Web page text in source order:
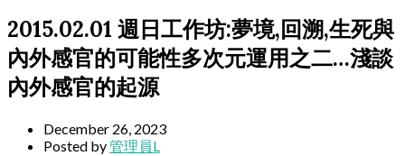
2015.02.01 週日工作坊:夢境,回溯,生死與
內外感官的可能性多次元運用之二…淺談
內外感官的起源
December 26, 2023
Posted by管理員L